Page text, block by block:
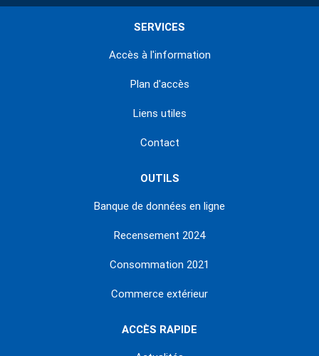
SERVICES
Accès à l'information
Plan d'accès
Liens utiles
Contact
OUTILS
Banque de données en ligne
Recensement 2024
Consommation 2021
Commerce extérieur
ACCÈS RAPIDE